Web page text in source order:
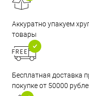
Аккуратно упакуем
товары
Бесплатная доставка
покупке от 50000